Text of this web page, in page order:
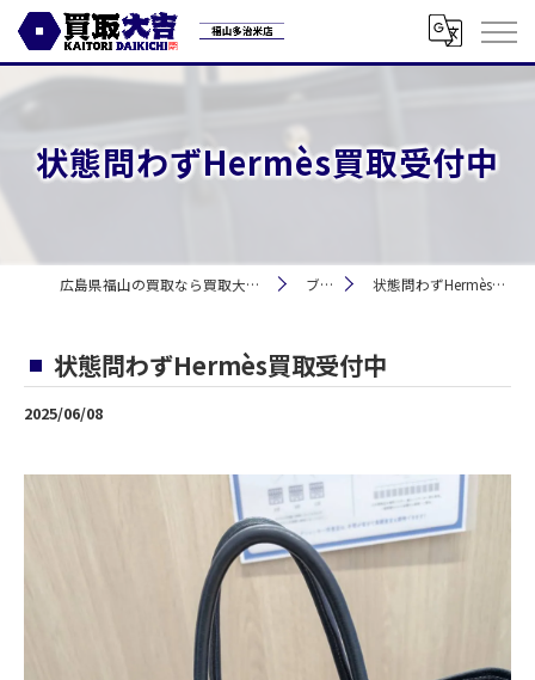
状態問わずHermès買取受付中
広島県福山の買取なら買取大吉 福山多治米店 ブログ 状態問わずHermès買取受付中
状態問わずHermès買取受付中
2025/06/08